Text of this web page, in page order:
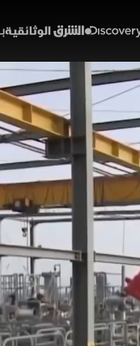
01:25 أخبار
الاقتصادية أن
على امتصاص
نقص الإمدادات،
للطاقة.
النفط مضيق هرمز إمدادات